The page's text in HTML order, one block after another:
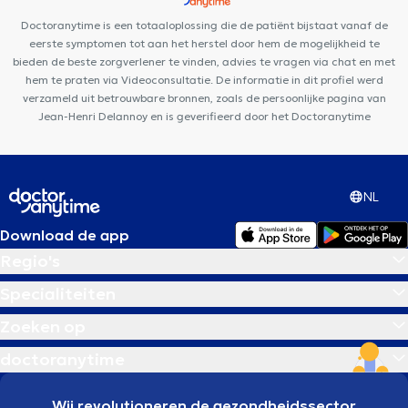
CSEI CENTRE DE SANTÉ DES ÉTANGS D'IXELLES
Anima Medical
Doctoranytime is een totaaloplossing die de patiënt bijstaat vanaf de
eerste symptomen tot aan het herstel door hem de mogelijkheid te
bieden de beste zorgverlener te vinden, advies te vragen via chat en met
hem te praten via Videoconsultatie. De informatie in dit profiel werd
verzameld uit betrouwbare bronnen, zoals de persoonlijke pagina van
Jean-Henri Delannoy en is geverifieerd door het Doctoranytime
NL
Download de app